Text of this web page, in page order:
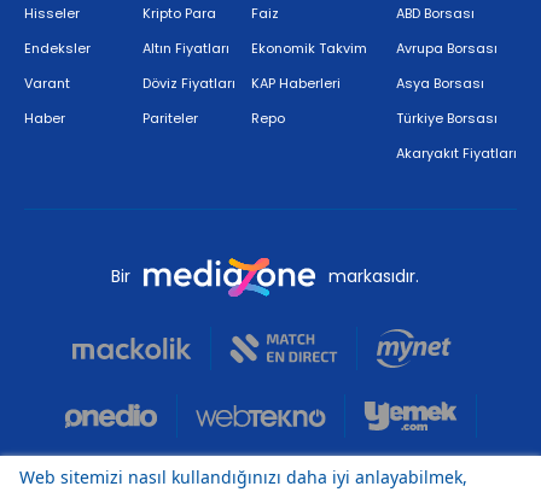
Hisseler
Endeksler
Varant
Haber
Kripto Para
Altın Fiyatları
Döviz Fiyatları
Pariteler
Faiz
Ekonomik Takvim
KAP Haberleri
Repo
ABD Borsası
Avrupa Borsası
Asya Borsası
Türkiye Borsası
Akaryakıt Fiyatları
Bir markasıdır.